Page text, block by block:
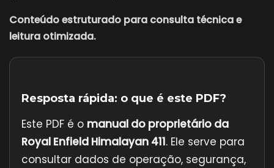
Conteúdo estruturado para consulta técnica e
leitura otimizada.
Resposta rápida: o que é este PDF?
Este PDF é o manual do proprietário da
Royal Enfield Himalayan 411. Ele serve para
consultar dados de operação, segurança,